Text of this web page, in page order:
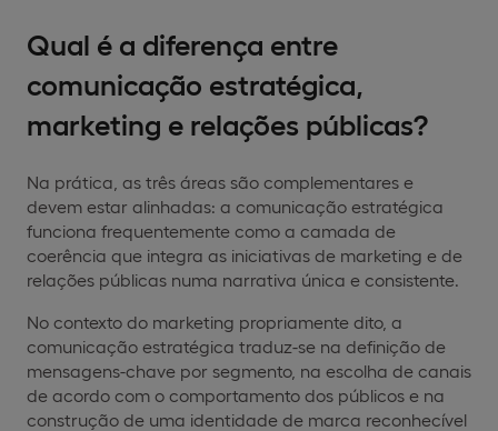
Qual é a diferença entre
comunicação estratégica,
marketing e relações públicas?
Na prática, as três áreas são complementares e
devem estar alinhadas: a comunicação estratégica
funciona frequentemente como a camada de
coerência que integra as iniciativas de marketing e de
relações públicas numa narrativa única e consistente.
No contexto do marketing propriamente dito, a
comunicação estratégica traduz-se na definição de
mensagens-chave por segmento, na escolha de canais
de acordo com o comportamento dos públicos e na
construção de uma identidade de marca reconhecível